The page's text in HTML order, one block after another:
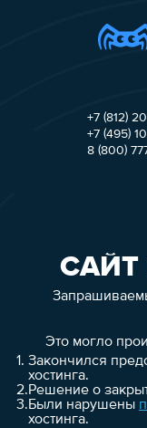
+7 (812)
+7 (495)
8 (800)
САЙТ
Это могло
1. Закончился
хостинга.
2.Решение о
3.Были нарушены
хостинга.